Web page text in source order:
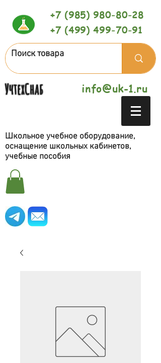
+7 (985) 980-80-28
+7 (499) 499-70-91
УчтехСнаб info@uk-1.ru
Школьное учебное оборудование,
оснащение школьных кабинетов,
учебные пособия